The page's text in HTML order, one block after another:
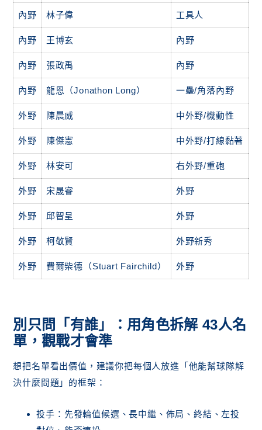
內野 林子偉 工具人
內野 王博玄 內野
內野 張政禹 內野
內野 龍恩（Jonathon Long） 一壘/角落內野
外野 陳晨威 中外野/機動性
外野 陳傑憲 中外野/打線黏著
外野 林安可 右外野/重砲
外野 宋晟睿 外野
外野 邱智呈 外野
外野 柯敬賢 外野新秀
外野 費爾柴德（Stuart Fairchild） 外野
別只問「有誰」：用角色拆解 43人名
單，觀戰才會準
想把名單看出價值，建議你把每個人放進「他能幫球隊解
決什麼問題」的框架：
投手：先發輪值候選、長中繼、佈局、終結、左投